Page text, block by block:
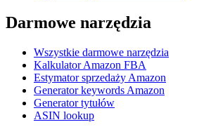
Darmowe narzędzia
Wszystkie darmowe narzędzia
Kalkulator Amazon FBA
Estymator sprzedaży Amazon
Generator keywords Amazon
Generator tytułów
ASIN lookup